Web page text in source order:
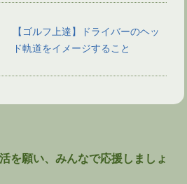
【ゴルフ上達】ドライバーのヘッ
ド軌道をイメージすること
を願い、みんなで応援しましょ